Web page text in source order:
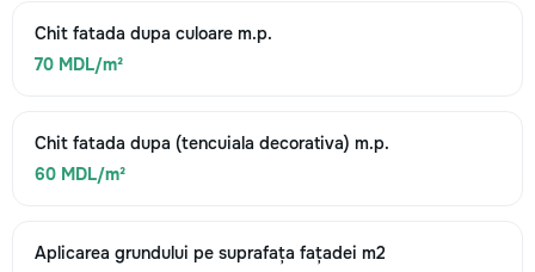
Chit fatada dupa culoare m.p.
70 MDL/m²
Chit fatada dupa (tencuiala decorativa) m.p.
60 MDL/m²
Aplicarea grundului pe suprafața fațadei m2